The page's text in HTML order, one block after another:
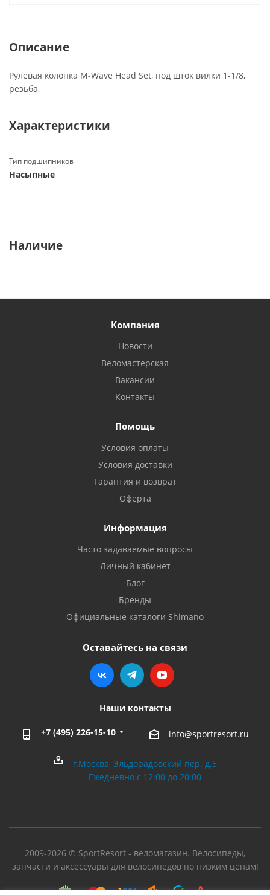
Описание
Рулевая колонка M-Wave Head Set, под шток вилки 1-1/8,
резьба,
Характеристики
Тип подшипников
Насыпные
Наличие
Компания
Новости
Веломастерская
Вакансии
Контакты
Помощь
Условия оплаты
Условия доставки
Гарантия и возврат
Оферта
Информация
Часто задаваемые вопросы
Личный кабинет
Блог
Бренды
Официальные каталоги Shimano
Оставайтесь на связи
Наши контакты
+7 (495) 226-15-10 info@sportresort.ru
г.Москва, Эльдорадовский пер. д.5
Ежедневно с 12:00 до 20:00
2009-2026 © SportResort - веломагазин. Велосипеды,
запчасти и аксессуары для велосипедов по низким ценам!